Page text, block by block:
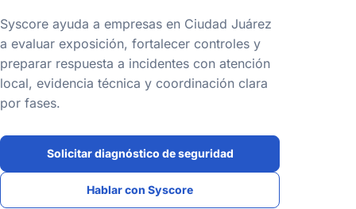
Syscore ayuda a empresas en Ciudad Juárez
a evaluar exposición, fortalecer controles y
preparar respuesta a incidentes con atención
local, evidencia técnica y coordinación clara
por fases.
Solicitar diagnóstico de seguridad
Hablar con Syscore